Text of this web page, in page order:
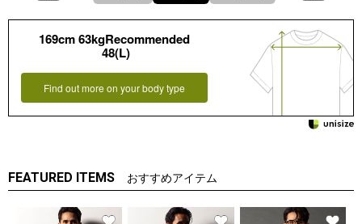
169cm 63kgRecommended
48(L)
Find out more on your body type
FEATURED ITEMS おすすめアイテム